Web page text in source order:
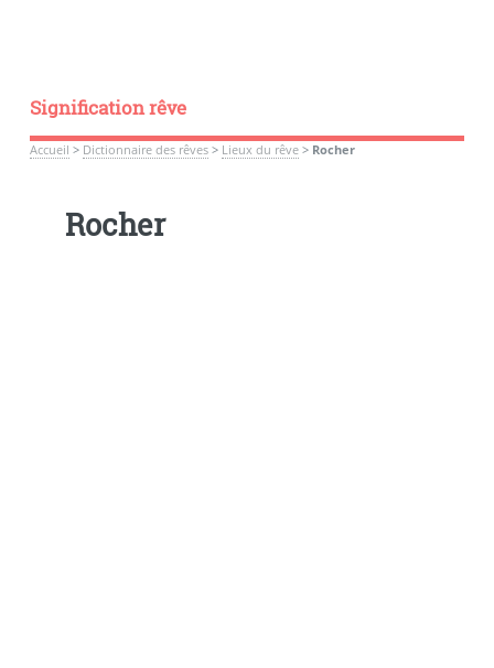
Signification rêve
Accueil > Dictionnaire des rêves> Lieux du rêve> Rocher
Rocher